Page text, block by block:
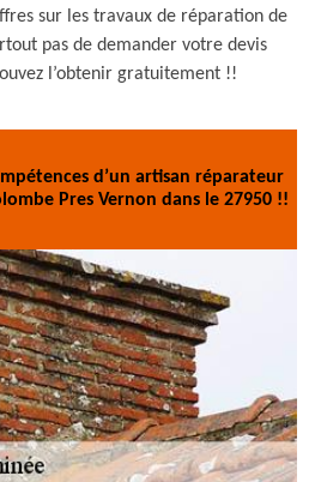
sur les travaux de réparation de
pas de demander votre devis
l’obtenir gratuitement !!
d’un artisan réparateur
Pres Vernon dans le 27950 !!